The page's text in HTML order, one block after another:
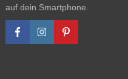
auf dein Smartphone.